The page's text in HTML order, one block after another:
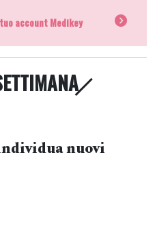
account Medikey
nuovi